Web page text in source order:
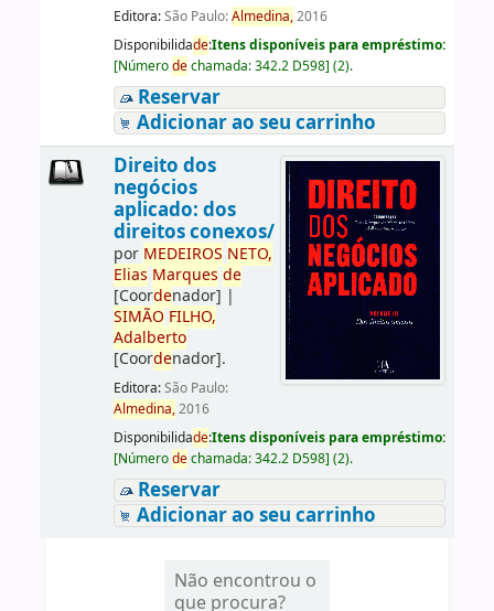
Editora:São Paulo:Almedina,2016
Disponibilidade:Itens disponíveis para empréstimo:
[Númerodechamada:342.2 D598] (2).
Reservar
Adicionar ao seu carrinho
Direito dos
negócios
aplicado: dos
direitos conexos/
por MEDEIROS NETO,
Elias Marques de
[Coordenador] |
SIMÃO FILHO,
Adalberto
[Coordenador].
Editora:São Paulo:
Almedina,2016
Disponibilidade:Itens disponíveis para empréstimo:
[Númerodechamada:342.2 D598] (2).
Reservar
Adicionar ao seu carrinho
Não encontrou o
que procura?